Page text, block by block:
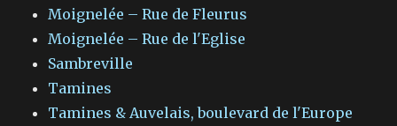
Moignelée – Rue de Fleurus
Moignelée – Rue de l'Eglise
Sambreville
Tamines
Tamines & Auvelais, boulevard de l'Europe